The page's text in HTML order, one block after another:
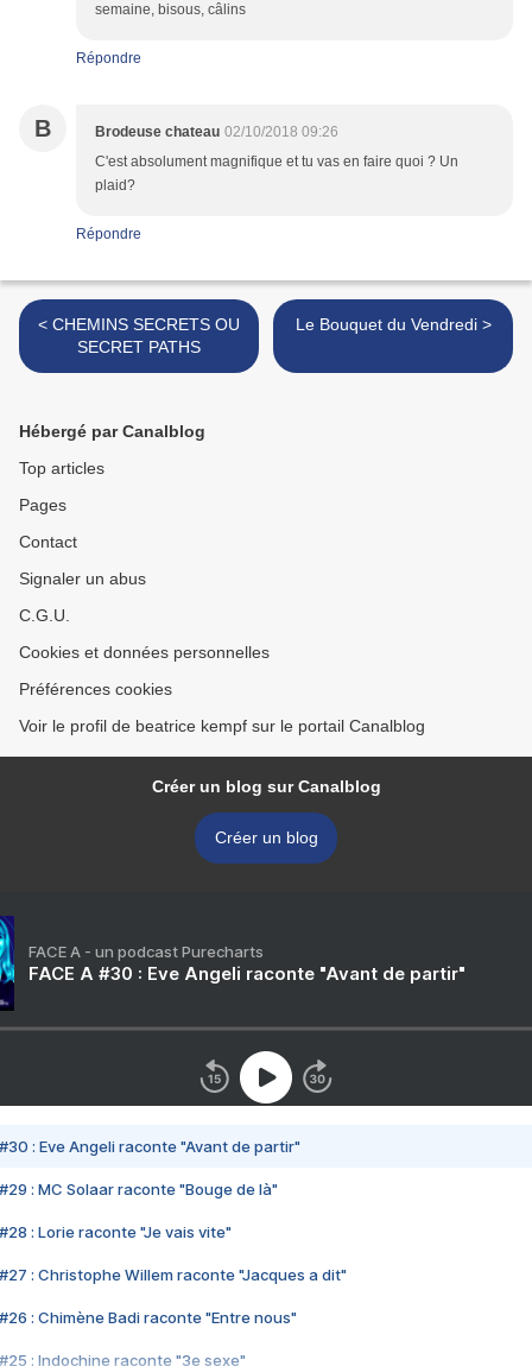
semaine, bisous, câlins
Répondre
B Brodeuse chateau 02/10/2018 09:26
C'est absolument magnifique et tu vas en faire quoi ? Un
plaid?
Répondre
< CHEMINS SECRETS OU
SECRET PATHS
Le Bouquet du Vendredi >
Hébergé par Canalblog
Top articles
Pages
Contact
Signaler un abus
C.G.U.
Cookies et données personnelles
Préférences cookies
Voir le profil de beatrice kempf sur le portail Canalblog
Créer un blog sur Canalblog
Créer un blog
FACE A - un podcast Purecharts
FACE A #30 : Eve Angeli raconte "Avant de partir"
#30 : Eve Angeli raconte "Avant de partir"
#29 : MC Solaar raconte "Bouge de là"
#28 : Lorie raconte "Je vais vite"
#27 : Christophe Willem raconte "Jacques a dit"
#26 : Chimène Badi raconte "Entre nous"
#25 : Indochine raconte "3e sexe"